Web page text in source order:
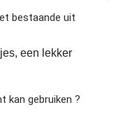
bestaande uit
een lekker
kan gebruiken ?